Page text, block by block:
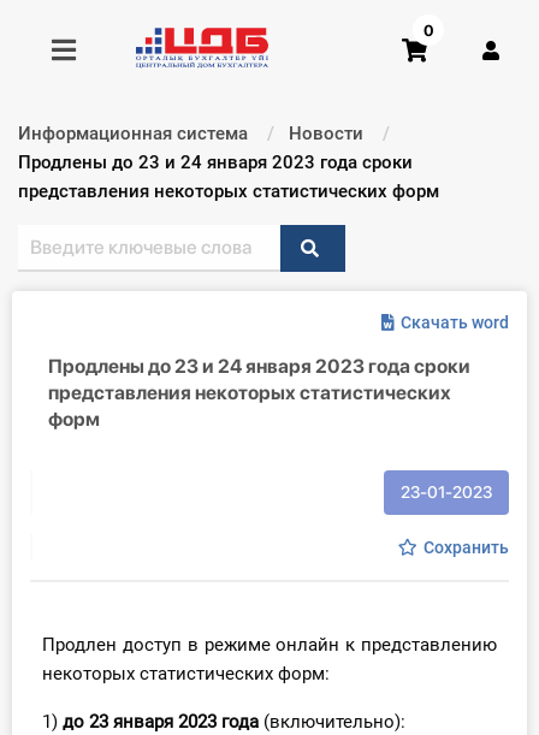
Получить консультацию
Главная ИС
Консультации
0
Информационная система
Новости
Текущий:
Продлены до 23 и 24 января 2023 года сроки
представления некоторых статистических форм
Скачать word
Продлены до 23 и 24 января 2023 года сроки
представления некоторых статистических
форм
23-01-2023
Сохранить
Продлен доступ в режиме онлайн к представлению
некоторых статистических форм:
1) до 23 января 2023 года (включительно):